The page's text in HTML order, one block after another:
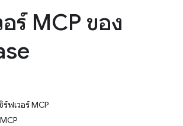
อร์ MCP ของ
ร์ฟเวอร์ MCP